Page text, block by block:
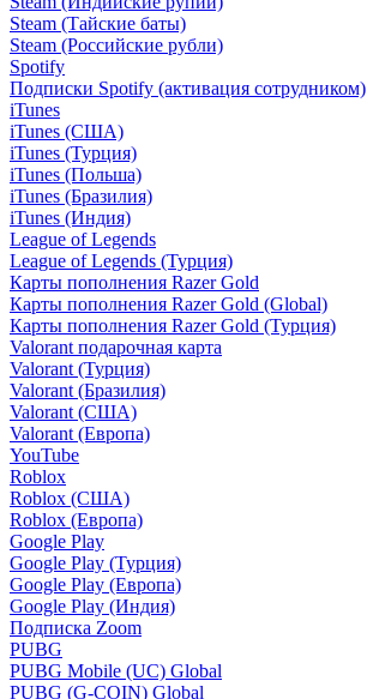
Steam (Тайские баты)
Steam (Российские рубли)
Spotify
Подписки Spotify (активация сотрудником)
iTunes
iTunes (США)
iTunes (Турция)
iTunes (Польша)
iTunes (Бразилия)
iTunes (Индия)
League of Legends
League of Legends (Турция)
Карты пополнения Razer Gold
Карты пополнения Razer Gold (Global)
Карты пополнения Razer Gold (Турция)
Valorant подарочная карта
Valorant (Турция)
Valorant (Бразилия)
Valorant (США)
Valorant (Европа)
YouTube
Roblox
Roblox (США)
Roblox (Европа)
Google Play
Google Play (Турция)
Google Play (Европа)
Google Play (Индия)
Подписка Zoom
PUBG
PUBG Mobile (UC) Global
PUBG (G-COIN) Global